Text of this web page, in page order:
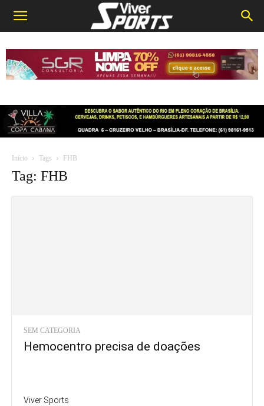
Início Tags FHB
Tag: FHB
SEM CATEGORIA
Hemocentro precisa de doações
Viver Sports